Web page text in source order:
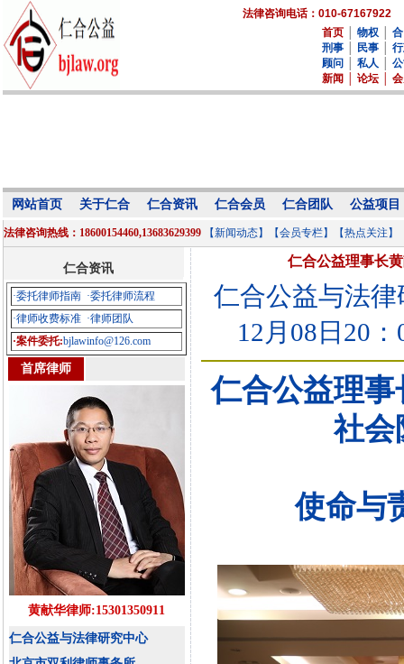
法律咨询电话：010-67167922
首页
物权
刑事
民事
顾问
私人
新闻
论坛
网站首页 关于仁合 仁合资讯 仁合会员 仁合团队 公益项目
法律咨询热线：18600154460,13683629399 【新闻动态】 【会员专栏】 【热点关注】
仁合资讯
·委托律师指南 ·委托律师流程
·律师收费标准 ·律师团队
·案件委托:bjlawinfo@126.com
首席律师
黄献华律师:15301350911
仁合公益与法律研究中心
仁合公益理事长
仁合公益与法律
12月08日20：
仁合公益理
社会
使命与